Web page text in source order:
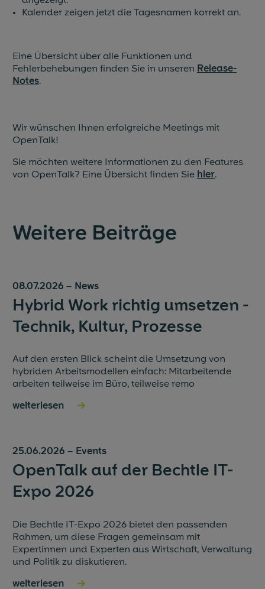
Kalender zeigen jetzt die Tagesnamen korrekt an.
Eine Übersicht über alle Funktionen und
Fehlerbehebungen finden Sie in unseren Release-
Notes.
Wir wünschen Ihnen erfolgreiche Meetings mit
OpenTalk!
Sie möchten weitere Informationen zu den Features
von OpenTalk? Eine Übersicht finden Sie hier.
Weitere Beiträge
08.07.2026 – News
Hybrid Work richtig umsetzen -
Technik, Kultur, Prozesse
Auf den ersten Blick scheint die Umsetzung von
hybriden Arbeitsmodellen einfach: Mitarbeitende
arbeiten teilweise im Büro, teilweise remo
weiterlesen →
25.06.2026 – Events
OpenTalk auf der Bechtle IT-
Expo 2026
Die Bechtle IT-Expo 2026 bietet den passenden
Rahmen, um diese Fragen gemeinsam mit
Expertinnen und Experten aus Wirtschaft, Verwaltung
und Politik zu diskutieren.
weiterlesen →